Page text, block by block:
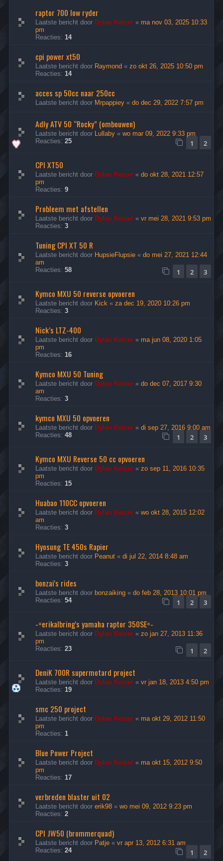
raptor 700 low ryder
Laatste bericht door Dylan Keizer « ma nov 03, 2025 10:33
pm
Reacties: 14
cpi power xt50
Laatste bericht door Raymond « zo okt 26, 2025 10:50 pm
Reacties: 14
acces sp 50cc naar 250cc
Laatste bericht door Mrpappiey « do dec 29, 2022 7:57 pm
Adly ATV 50 “Rocky” (ombouwen)
Laatste bericht door Lullaby « wo mar 09, 2022 9:33 pm
Reacties: 25 1 2
CPI XT50
Laatste bericht door Dylan Keizer « do okt 28, 2021 12:57
pm
Reacties: 9
Probleem met afstellen
Laatste bericht door Dylan Keizer « vr mei 28, 2021 9:53 pm
Reacties: 3
Tuning CPI XT 50 R
Laatste bericht door HupsieFlupsie « do mei 27, 2021 12:44
am
Reacties: 58 1 2 3
Kymco MXU 50 reverse opvoeren
Laatste bericht door Kick « za dec 19, 2020 10:26 pm
Reacties: 3
Nick’s LTZ-400
Laatste bericht door Dylan Keizer « ma jun 08, 2020 1:05
pm
Reacties: 16
Kymco MXU 50 Tuning
Laatste bericht door Dylan Keizer « do dec 07, 2017 9:30
am
Reacties: 3
kymco MXU 50 opvoeren
Laatste bericht door Dylan Keizer « di sep 27, 2016 9:00 am
Reacties: 48 1 2 3
Kymco MXU Reverse 50 cc opvoeren
Laatste bericht door Dylan Keizer « zo sep 11, 2016 10:35
pm
Reacties: 15
Huabao 110CC opvoeren
Laatste bericht door Dylan Keizer « wo okt 28, 2015 12:02
am
Reacties: 3
Hyosung TE 450s Rapier
Laatste bericht door Peanut « di jul 22, 2014 8:48 am
Reacties: 3
bonzai's rides
Laatste bericht door bonzaiking « do feb 28, 2013 10:01 pm
Reacties: 54 1 2 3
-=erikalbring's yamaha raptor 350SE=-
Laatste bericht door Dylan Keizer « zo jan 27, 2013 11:36
pm
Reacties: 23 1 2
DeniK 700R supermotard project
Laatste bericht door Dylan Keizer « vr jan 18, 2013 4:50 pm
Reacties: 19
smc 250 project
Laatste bericht door Dylan Keizer « ma okt 29, 2012 11:50
pm
Reacties: 1
Blue Power Project
Laatste bericht door Dylan Keizer « ma okt 15, 2012 9:50
pm
Reacties: 17
verbreden blaster uit 02
Laatste bericht door erik98 « wo mei 09, 2012 9:23 pm
Reacties: 2
CPI JW50 (brommerquad)
Laatste bericht door Patje « vr apr 13, 2012 6:31 am
Reacties: 24 1 2